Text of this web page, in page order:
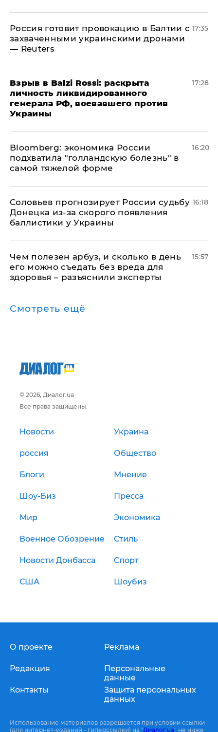
​Россия готовит провокацию в Балтии с
захваченными украинскими дронами
— Reuters
17:35
​Взрыв в Balzi Rossi: раскрыта
личность ликвидированного
генерала РФ, воевавшего против
Украины
17:28
Bloomberg: экономика России
подхватила "голландскую болезнь" в
самой тяжелой форме
16:20
Соловьев прогнозирует России судьбу
Донецка из-за скорого появления
баллистики у Украины
16:18
Чем полезен арбуз, и сколько в день
его можно съедать без вреда для
здоровья – разъяснили эксперты
15:57
Смотреть ещё
© 2026, Диалог.ua
Все права защищены.
Новости Украина
россия Общество
Блоги Мнение
Шоу-Биз Пресса
Мир Экономика
Военное Обозрение Стиль
Новости Донбасса Спорт
США Шоубиз
О проекте
Редакция
Контакты
Реклама
Персональные
данные
Защита персональных
данных
Использование материалов разрешается при условии ссылки
(для интернет-изданий - гиперссылки) на "Диалог.ua" не ниже